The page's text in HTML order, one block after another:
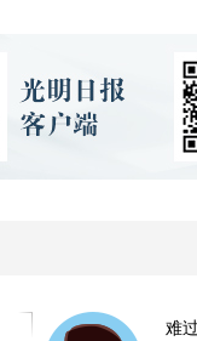
难过